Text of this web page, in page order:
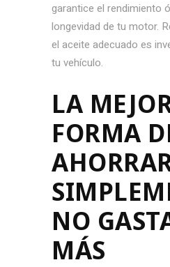
garantice el rendimiento
longevidad de tu motor.
el aceite adecuado es
tu vehículo.
LA
FORMA
NO
MÁS